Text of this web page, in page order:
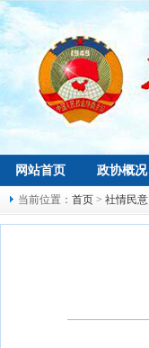
网站首页 政协概况
当前位置： 首页 > 社情民意